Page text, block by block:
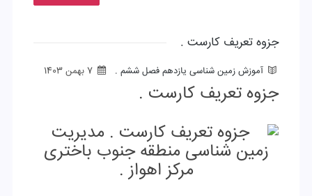
جزوه تعریف کارست .
آموزش زمین شناسی یازدهم فصل ششم . 7 بهمن 1403
جزوه تعریف کارست .